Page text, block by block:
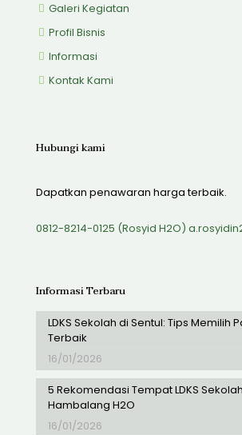
Galeri Kegiatan
Profil Bisnis
Informasi
Kontak Kami
Hubungi kami
Dapatkan penawaran harga terbaik.
0812-8214-0125 (Rosyid H2O)
Informasi Terbaru
LDKS Sekolah di Sentul: Tips Memilih
Terbaik
16/01/2026
5 Rekomendasi Tempat LDKS
Hambalang H2O
16/01/2026